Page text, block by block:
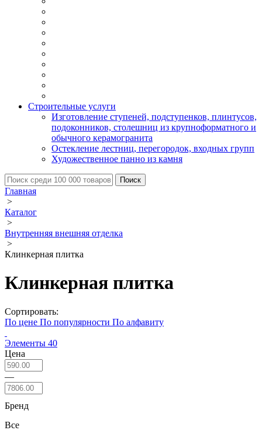
Строительные услуги
Изготовление ступеней, подступенков, плинтусов,
подоконников, столешниц из крупноформатного и
обычного керамогранита
Остекление лестниц, перегородок, входных групп
Художественное панно из камня
Главная
>
Каталог
>
Внутренняя внешняя отделка
>
Клинкерная плитка
Клинкерная плитка
Сортировать:
По цене По популярности По алфавиту
Элементы 40
Цена
—
Бренд
Все